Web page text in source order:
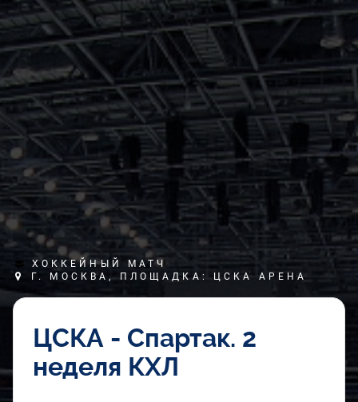
ХОККЕЙНЫЙ МАТЧ
Г. МОСКВА, ПЛОЩАДКА: ЦСКА АРЕНА
ЦСКА - Спартак. 2
неделя КХЛ